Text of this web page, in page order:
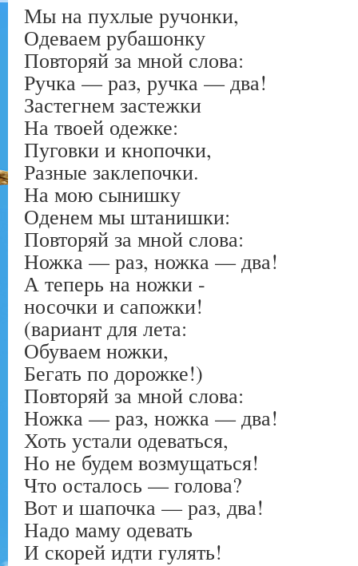
Мы на пухлые ручонки,
Одеваем рубашонку
Повторяй за мной слова:
Ручка — раз, ручка — два!
Застегнем застежки
На твоей одежке:
Пуговки и кнопочки,
Разные заклепочки.
На мою сынишку
Оденем мы штанишки:
Повторяй за мной слова:
Ножка — раз, ножка — два!
А теперь на ножки -
носочки и сапожки!
(вариант для лета:
Обуваем ножки,
Бегать по дорожке!)
Повторяй за мной слова:
Ножка — раз, ножка — два!
Хоть устали одеваться,
Но не будем возмущаться!
Что осталось — голова?
Вот и шапочка — раз, два!
Надо маму одевать
И скорей идти гулять!